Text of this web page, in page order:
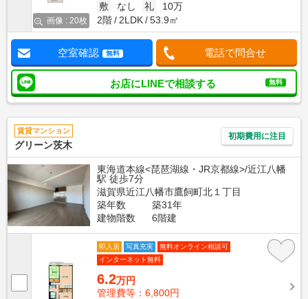
画像 : 20枚
敷
なし 礼
10万
2階
2LDK 53.9㎡
空室確認 無料 電話で問合せ
お店にLINEで相談する 無料
賃貸マンション
グリーン茨木
初期費用に注目
東海道本線<琵琶湖線・JR京都線>/近江八幡
駅 徒歩7分
滋賀県近江八幡市鷹飼町北１丁目
築年数
築31年
建物階数
6階建
即入居 写真充実
無料オンライン相談可
インターネット無料
6.2万円
管理費等：6,800円